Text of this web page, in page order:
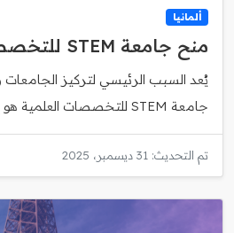
ألمانيا
منح جامعة STEM للتخصصات العلمية
يُعد السبب الرئيسي لتركيز
جامعة STEM للتخصصات العلمية هو إدراكها أن...
تم التحديث: 31 ديسمبر، 2025